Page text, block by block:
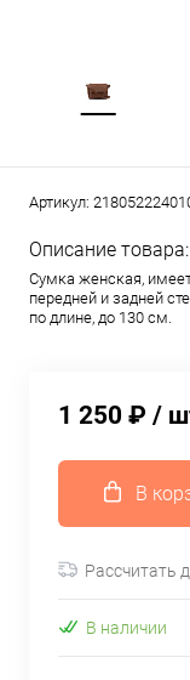
Артикул:
Описание товара:
Сумка женская,
передней и задней
по длине, до 130 см.
1 250 ₽ /
В
Рассчитать
В наличии